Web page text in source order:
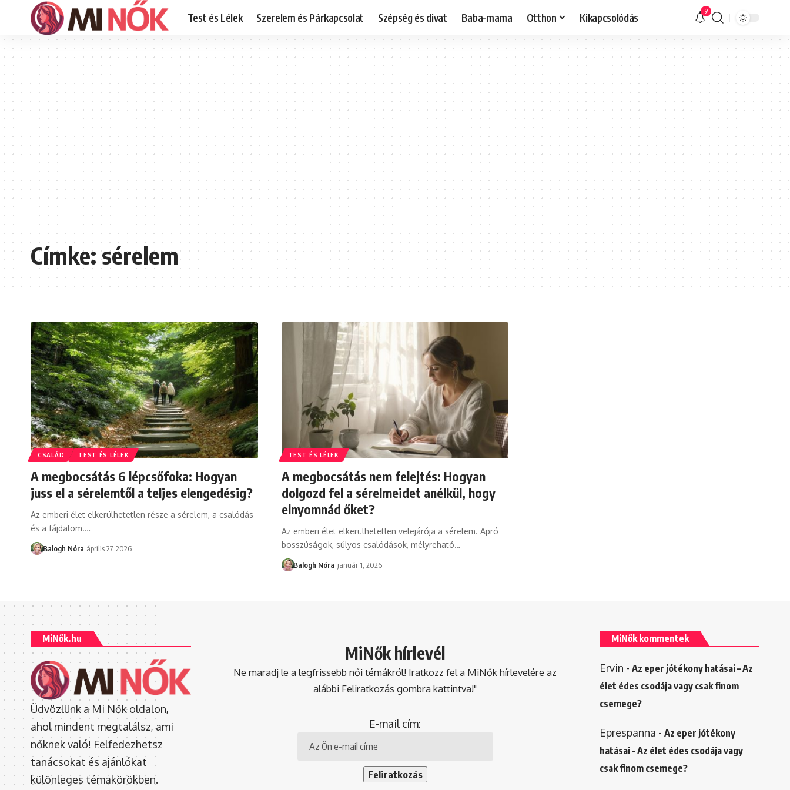
Test és Lélek Szerelem és Párkapcsolat Szépség és divat Baba-mama Otthon Kikapcsolódás 9
Címke:sérelem
CSALÁD TEST ÉS LÉLEK
A megbocsátás 6 lépcsőfoka: Hogyan
juss el a sérelemtől a teljes elengedésig?
Az emberi élet elkerülhetetlen része a sérelem, a csalódás
és a fájdalom.…
Balogh Nóra április 27, 2026
TEST ÉS LÉLEK
A megbocsátás nem felejtés: Hogyan
dolgozd fel a sérelmeidet anélkül, hogy
elnyomnád őket?
Az emberi élet elkerülhetetlen velejárója a sérelem. Apró
bosszúságok, súlyos csalódások, mélyreható…
Balogh Nóra január 1, 2026
MiNők.hu
Üdvözlünk a Mi Nők oldalon,
ahol mindent megtalálsz, ami
nőknek való! Felfedezhetsz
tanácsokat és ajánlókat
különleges témakörökben.
MiNők hírlevél
Ne maradj le a legfrissebb női témákról! Iratkozz fel a MiNők hírlevelére az
alábbi Feliratkozás gombra kattintva!"
E-mail cím:
MiNők kommentek
Ervin - Az eper jótékony hatásai – Az
élet édes csodája vagy csak finom
csemege?
Eprespanna - Az eper jótékony
hatásai – Az élet édes csodája vagy
csak finom csemege?